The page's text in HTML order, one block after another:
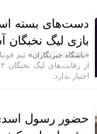
دست‌های بسته
بازی لیگ نخبگان
«باشگاه خبرنگاران» تیم
اختیار ندارد.
حضور رسول